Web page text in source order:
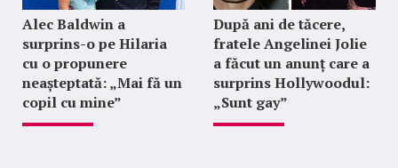
Alec Baldwin a
surprins-o pe Hilaria
cu o propunere
neașteptată: „Mai fă un
copil cu mine”
După ani de tăcere,
fratele Angelinei Jolie
a făcut un anunț care a
surprins Hollywoodul:
„Sunt gay”